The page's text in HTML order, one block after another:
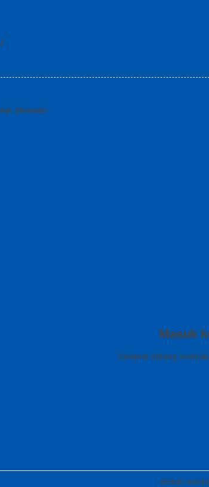
dibawah:
Masuk
Selamat datang
Belum